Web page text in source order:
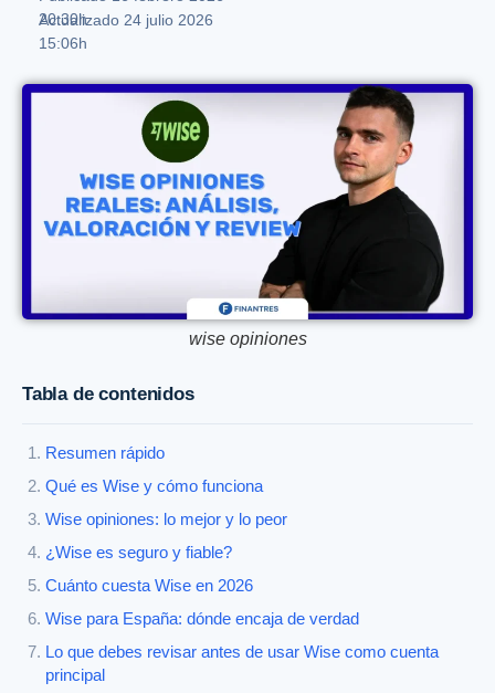
20:30h
Actualizado 24 julio 2026
15:06h
wise opiniones
Tabla de contenidos
Resumen rápido
Qué es Wise y cómo funciona
Wise opiniones: lo mejor y lo peor
¿Wise es seguro y fiable?
Cuánto cuesta Wise en 2026
Wise para España: dónde encaja de verdad
Lo que debes revisar antes de usar Wise como cuenta
principal